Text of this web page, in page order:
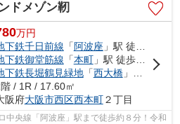
ドメゾン靭
万円
下鉄千日前線 「 阿波座 」駅 徒歩8分
下鉄御堂筋線 「本町」駅 徒歩13分
下鉄長堀鶴見緑地「西大橋」駅 徒歩12分
/ 1R / 17.60㎡
阪府大阪市西区西本町２丁目
中央線「阿波座」駅まで徒歩約８分！令和